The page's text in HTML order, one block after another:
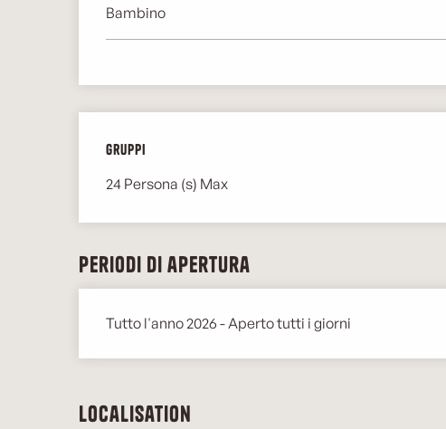
Bambino
Gruppi
Gruppi
24 Persona (s) Max
Periodi di apertura
Tutto l'anno 2026 - Aperto tutti i giorni
Localisation